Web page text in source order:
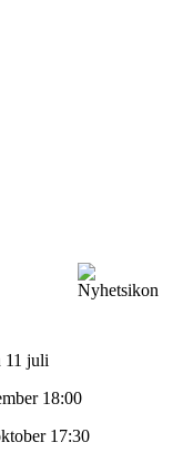
11 juli
18:00
17:30